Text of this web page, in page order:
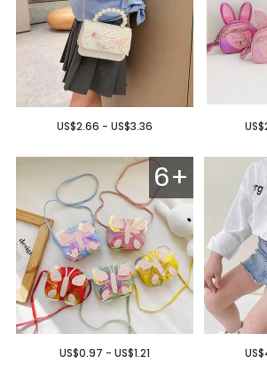
US$2.66 - US$3.36
6+
US$0.97 - US$1.21